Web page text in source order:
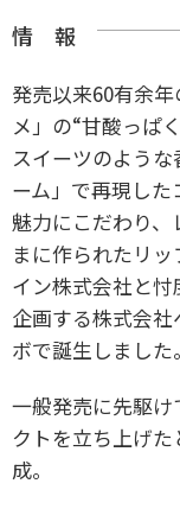
情 報
発売以来60有余
メ」の“甘酸っぱ
スイーツのよう
ーム」で再現し
魅力にこだわり
まに作られたリ
イン株式会社と
企画する株式会
ボで誕生しました。
一般発売に先駆け
クトを立ち上げ
成。